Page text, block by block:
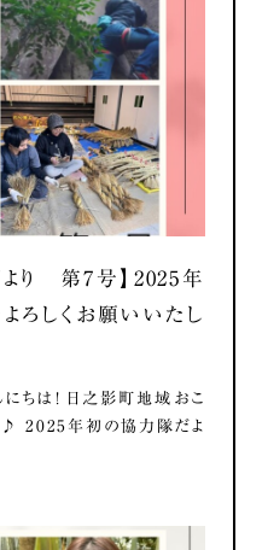
より 第7号】2025年
ろしくお願いいたし
ちは！ 日之影町地域おこ
2025年初の協力隊だよ